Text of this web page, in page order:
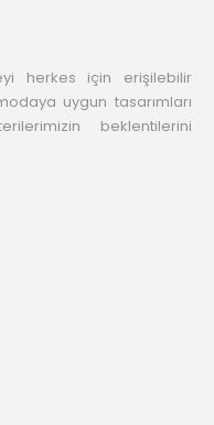
herkes için erişilebilir
uygun tasarımları
beklentilerini